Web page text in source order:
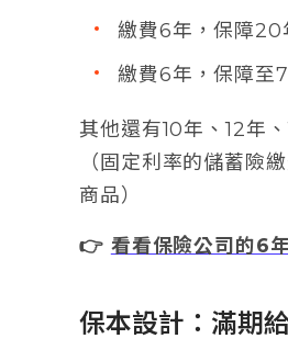
繳費6年，保障20
繳費6年，保障至
其他還有10年、12年
（固定利率的儲蓄險
商品）
👉 看看保險公司的6
保本設計：滿期